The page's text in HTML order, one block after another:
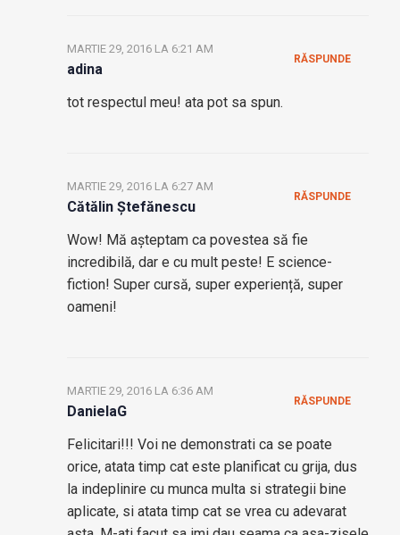
adina
MARTIE 29, 2016 LA 6:21 AM
tot respectul meu! ata pot sa spun.
RĂSPUNDE
Cătălin Ștefănescu
MARTIE 29, 2016 LA 6:27 AM
Wow! Mă așteptam ca povestea să fie
incredibilă, dar e cu mult peste! E science-
fiction! Super cursă, super experiență, super
oameni!
RĂSPUNDE
DanielaG
MARTIE 29, 2016 LA 6:36 AM
Felicitari!!! Voi ne demonstrati ca se poate
orice, atata timp cat este planificat cu grija, dus
la indeplinire cu munca multa si strategii bine
aplicate, si atata timp cat se vrea cu adevarat
RĂSPUNDE